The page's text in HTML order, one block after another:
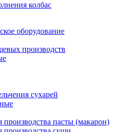
колбас
оборудование
производств
сухарей
производства пасты (макарон)